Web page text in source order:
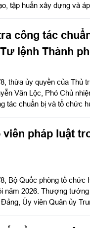
tập huấn xây dựng và áp
công tác
lệnh Thành
thừa ủy quyền của Thủ
Văn Lộc, Phó Chủ
tác chuẩn bị và tổ chức
viên pháp luật
Bộ Quốc phòng tổ chức
năm 2026. Thượng
Ủy viên Quân ủy
bằng hình thức trực